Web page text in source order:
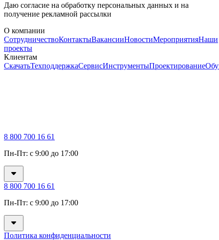
Даю согласие на обработку персональных данных и на
получение рекламной рассылки
О компании
СотрудничествоКонтактыВакансииНовостиМероприятияНаши
проекты
Клиентам
СкачатьТехподдержкаСервисИнструментыПроектирование
8 800 700 16 61
Пн-Пт: с 9:00 до 17:00
8 800 700 16 61
Пн-Пт: с 9:00 до 17:00
Политика конфиденциальности